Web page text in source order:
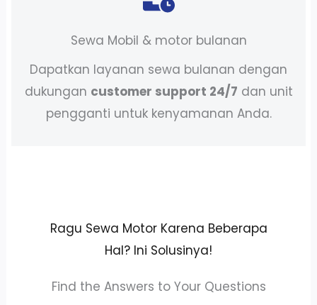
Sewa Mobil & motor bulanan
Dapatkan layanan sewa bulanan dengan
dukungan customer support 24/7 dan unit
pengganti untuk kenyamanan Anda.
Ragu Sewa Motor Karena Beberapa
Hal? Ini Solusinya!
Find the Answers to Your Questions